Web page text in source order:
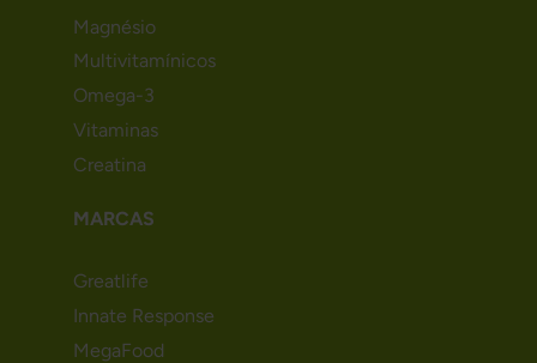
Magnésio
Multivitamínicos
Omega-3
Vitaminas
Creatina
MARCAS
Greatlife
Innate Response
MegaFood